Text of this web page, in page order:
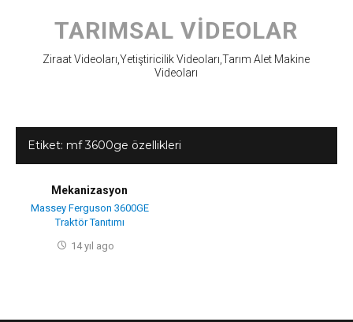
content
TARIMSAL VIDEOLAR
Ziraat Videoları,Yetiştiricilik Videoları,Tarım Alet Makine
Videoları
Etiket: mf 3600ge özellikleri
Mekanizasyon
Massey Ferguson 3600GE
Traktör Tanıtımı
14 yıl ago